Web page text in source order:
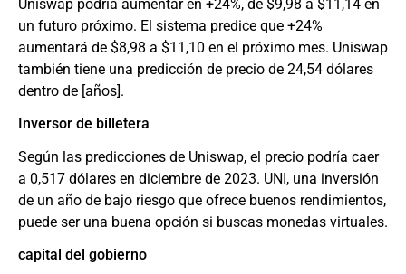
Uniswap podría aumentar en +24%, de $9,98 a $11,14 en
un futuro próximo. El sistema predice que +24%
aumentará de $8,98 a $11,10 en el próximo mes. Uniswap
también tiene una predicción de precio de 24,54 dólares
dentro de [años].
Inversor de billetera
Según las predicciones de Uniswap, el precio podría caer
a 0,517 dólares en diciembre de 2023. UNI, una inversión
de un año de bajo riesgo que ofrece buenos rendimientos,
puede ser una buena opción si buscas monedas virtuales.
capital del gobierno